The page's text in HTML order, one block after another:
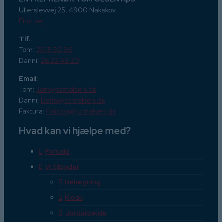
Ullerslevvej 25, 4900 Nakskov
Find vej
Tlf.:
Tom: 25 15 20 06
Danni: 26 22 49 20
Email:
Tom: Tom@tomolsen.dk
Danni: Danni@tomolsen.dk
Faktura: Faktura@tomolsen.dk
Hvad kan vi hjælpe med?
Forside
Vi tilbyder
Belægning
Kloak
Jordarbejde